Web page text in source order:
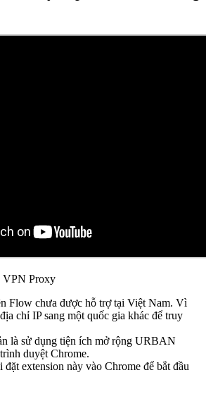
VPN Proxy
Flow chưa được hỗ trợ tại Việt Nam. Vì
chỉ IP sang một quốc gia khác để truy
là sử dụng tiện ích mở rộng URBAN
duyệt Chrome.
đặt extension này vào Chrome để bắt đầu